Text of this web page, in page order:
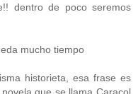
dentro de poco seremos
mucho tiempo
historieta, esa frase es
que se llama Caracol